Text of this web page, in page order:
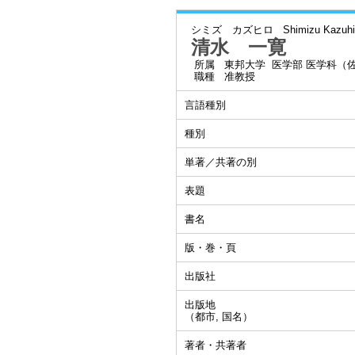
シミズ カズヒロ Shimizu
清水 一寛
所属
東邦大学 医学部 医学科（
職種
准教授
言語種別
種別
単著／共著の別
表題
書名
版・巻・頁
出版社
出版地
（都市, 国名）
著者・共著者